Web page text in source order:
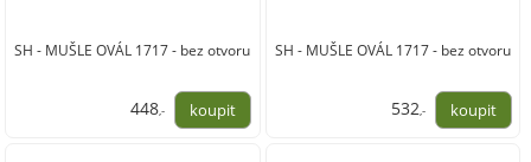
SH - MUŠLE OVÁL 1717 - bez otvoru
448,-
SH - MUŠLE OVÁL 1717 - bez otvoru
532,-